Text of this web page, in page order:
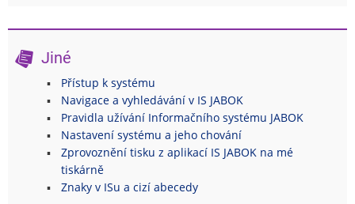
Jiné
Přístup k systému
Navigace a vyhledávání v IS JABOK
Pravidla užívání Informačního systému JABOK
Nastavení systému a jeho chování
Zprovoznění tisku z aplikací IS JABOK na mé
tiskárně
Znaky v ISu a cizí abecedy